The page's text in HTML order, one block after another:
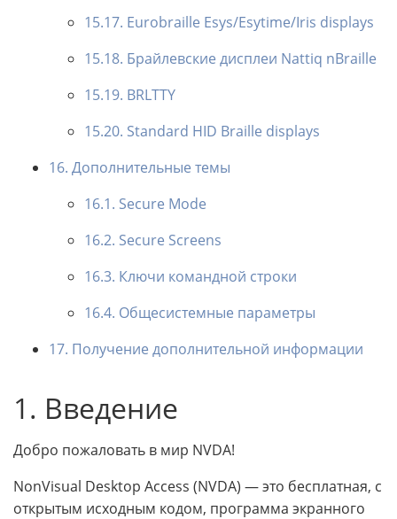
15.17. Eurobraille Esys/Esytime/Iris displays
15.18. Брайлевские дисплеи Nattiq nBraille
15.19. BRLTTY
15.20. Standard HID Braille displays
16. Дополнительные темы
16.1. Secure Mode
16.2. Secure Screens
16.3. Ключи командной строки
16.4. Общесистемные параметры
17. Получение дополнительной информации
1. Введение
Добро пожаловать в мир NVDA!
NonVisual Desktop Access (NVDA) — это бесплатная, с
открытым исходным кодом, программа экранного